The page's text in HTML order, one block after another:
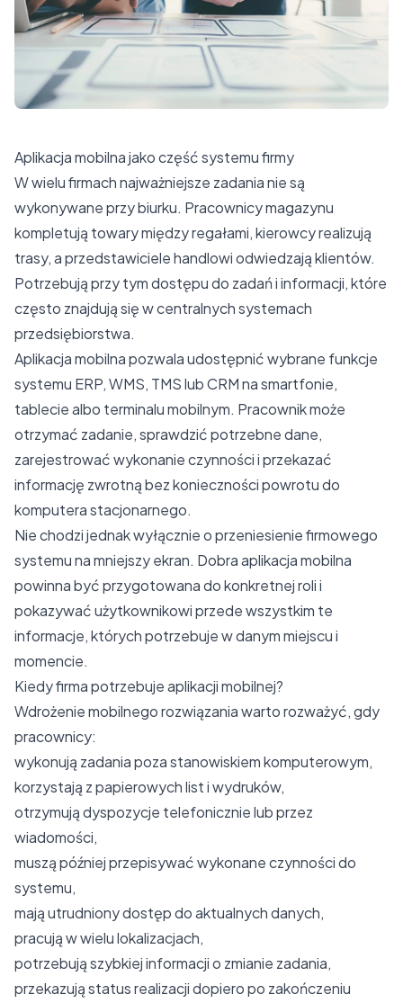
Aplikacja mobilna jako część systemu firmy
W wielu firmach najważniejsze zadania nie są
wykonywane przy biurku. Pracownicy magazynu
kompletują towary między regałami, kierowcy realizują
trasy, a przedstawiciele handlowi odwiedzają klientów.
Potrzebują przy tym dostępu do zadań i informacji, które
często znajdują się w centralnych systemach
przedsiębiorstwa.
Aplikacja mobilna pozwala udostępnić wybrane funkcje
systemu ERP, WMS, TMS lub CRM na smartfonie,
tablecie albo terminalu mobilnym. Pracownik może
otrzymać zadanie, sprawdzić potrzebne dane,
zarejestrować wykonanie czynności i przekazać
informację zwrotną bez konieczności powrotu do
komputera stacjonarnego.
Nie chodzi jednak wyłącznie o przeniesienie firmowego
systemu na mniejszy ekran. Dobra aplikacja mobilna
powinna być przygotowana do konkretnej roli i
pokazywać użytkownikowi przede wszystkim te
informacje, których potrzebuje w danym miejscu i
momencie.
Kiedy firma potrzebuje aplikacji mobilnej?
Wdrożenie mobilnego rozwiązania warto rozważyć, gdy
pracownicy:
wykonują zadania poza stanowiskiem komputerowym,
korzystają z papierowych list i wydruków,
otrzymują dyspozycje telefonicznie lub przez
wiadomości,
muszą później przepisywać wykonane czynności do
systemu,
mają utrudniony dostęp do aktualnych danych,
pracują w wielu lokalizacjach,
potrzebują szybkiej informacji o zmianie zadania,
przekazują status realizacji dopiero po zakończeniu